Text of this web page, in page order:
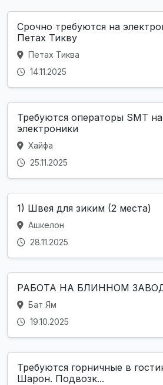
Срочно требуются на
Петах Тикву
Петах Тиква
14.11.2025
Требуются операторы SMT
электроники
Хайфа
25.11.2025
1) Швея для зиким (2 места)
Ашкелон
28.11.2025
РАБОТА НА БЛИННОМ
Бат Ям
19.10.2025
Требуются горничные в
Шарон. Подвозк...